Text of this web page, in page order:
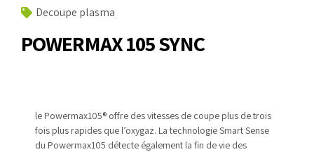
Decoupe plasma
POWERMAX 105 SYNC
le Powermax105® offre des vitesses de coupe plus de trois
fois plus rapides que l’oxygaz. La technologieSmart Sense
du Powermax105 détecte également la fin de vie des